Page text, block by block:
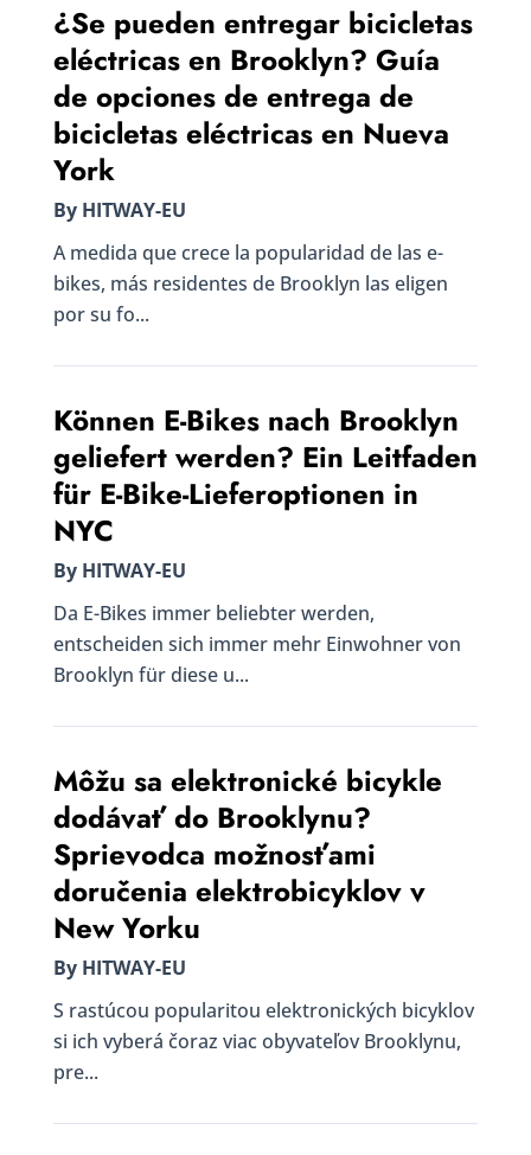
¿Se pueden entregar bicicletas
eléctricas en Brooklyn? Guía
de opciones de entrega de
bicicletas eléctricas en Nueva
York
By HITWAY-EU
A medida que crece la popularidad de las e-
bikes, más residentes de Brooklyn las eligen
por su fo...
Können E-Bikes nach Brooklyn
geliefert werden? Ein Leitfaden
für E-Bike-Lieferoptionen in
NYC
By HITWAY-EU
Da E-Bikes immer beliebter werden,
entscheiden sich immer mehr Einwohner von
Brooklyn für diese u...
Môžu sa elektronické bicykle
dodávať do Brooklynu?
Sprievodca možnosťami
doručenia elektrobicyklov v
New Yorku
By HITWAY-EU
S rastúcou popularitou elektronických bicyklov
si ich vyberá čoraz viac obyvateľov Brooklynu,
pre...